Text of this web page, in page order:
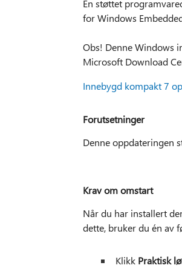
En støttet
for Windows
Obs! Denne Windows
Microsoft Download
Innebygd kompakt 7
Forutsetninger
Denne oppdateringen
Krav om omstart
Når du har installert
dette, bruker du én av
Klikk Praktisk